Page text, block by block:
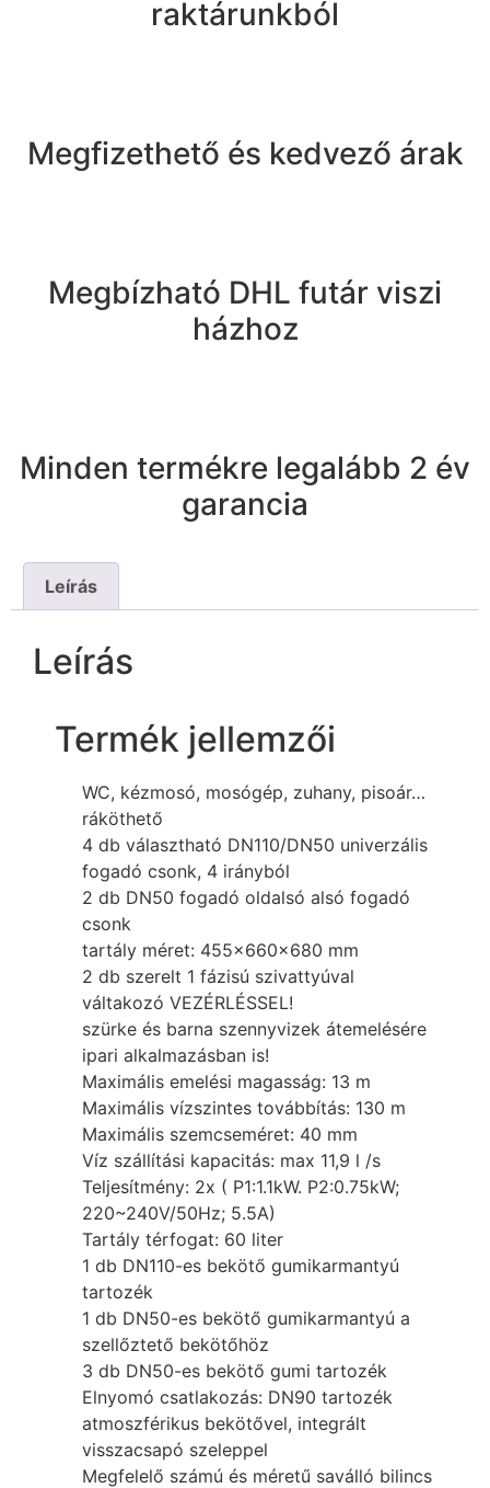
raktárunkból
Megfizethető és kedvező árak
Megbízható DHL futár viszi
házhoz
Minden termékre legalább 2 év
garancia
Leírás
Leírás
Termék jellemzői
WC, kézmosó, mosógép, zuhany, pisoár…
ráköthető
4 db választható DN110/DN50 univerzális
fogadó csonk, 4 irányból
2 db DN50 fogadó oldalsó alsó fogadó
csonk
tartály méret: 455x660x680 mm
2 db szerelt 1 fázisú szivattyúval
váltakozó VEZÉRLÉSSEL!
szürke és barna szennyvizek átemelésére
ipari alkalmazásban is!
Maximális emelési magasság: 13 m
Maximális vízszintes továbbítás: 130 m
Maximális szemcseméret: 40 mm
Víz szállítási kapacitás: max 11,9 l /s
Teljesítmény: 2x ( P1:1.1kW. P2:0.75kW;
220~240V/50Hz; 5.5A)
Tartály térfogat: 60 liter
1 db DN110-es bekötő gumikarmantyú
tartozék
1 db DN50-es bekötő gumikarmantyú a
szellőztető bekötőhöz
3 db DN50-es bekötő gumi tartozék
Elnyomó csatlakozás: DN90 tartozék
atmoszférikus bekötővel, integrált
visszacsapó szeleppel
Megfelelő számú és méretű saválló bilincs